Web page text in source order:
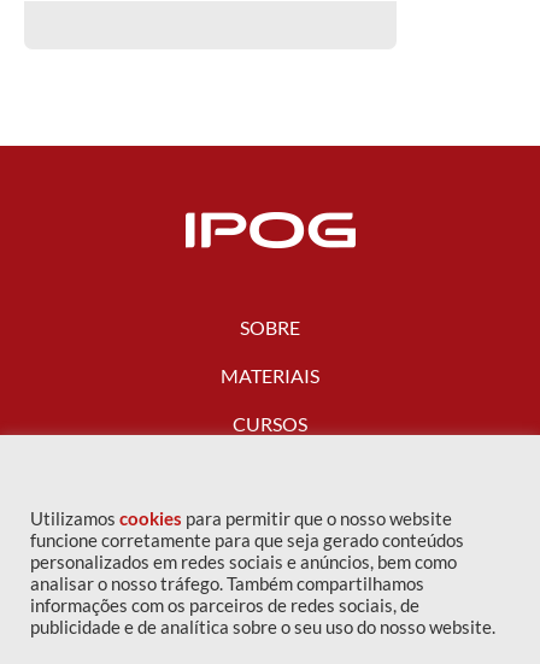
SOBRE
MATERIAIS
CURSOS
FALE CONOSCO
Utilizamos cookies para permitir que o nosso website
funcione corretamente para que seja gerado conteúdos
personalizados em redes sociais e anúncios, bem como
analisar o nosso tráfego. Também compartilhamos
informações com os parceiros de redes sociais, de
publicidade e de analítica sobre o seu uso do nosso website.